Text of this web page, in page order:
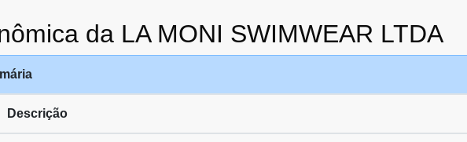
da LA MONI SWIMWEAR LTDA
Descrição